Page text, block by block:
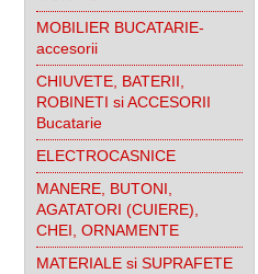
MOBILIER BUCATARIE-
accesorii
CHIUVETE, BATERII,
ROBINETI si ACCESORII
Bucatarie
ELECTROCASNICE
MANERE, BUTONI,
AGATATORI (CUIERE),
CHEI, ORNAMENTE
MATERIALE si SUPRAFETE